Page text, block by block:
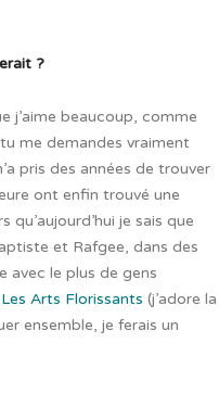
?
j’aime beaucoup, comme
me demandes vraiment
pris des années de trouver
ont enfin trouvé une
je sais que
et Rafgee, dans des
avec le plus de gens
Les Arts Florissants (j’adore la
ensemble, je ferais un